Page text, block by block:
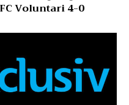
Voluntari 4-0